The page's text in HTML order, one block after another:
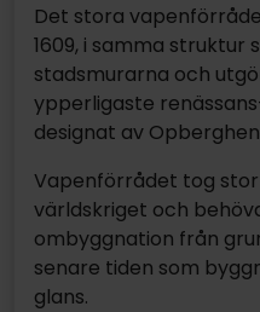
Det stora
1609, i samma struktur
stadsmurarna och
ypperligaste
designat av
Vapenförrådet tog
världskriget och
ombyggnation från
senare tiden som
glans.